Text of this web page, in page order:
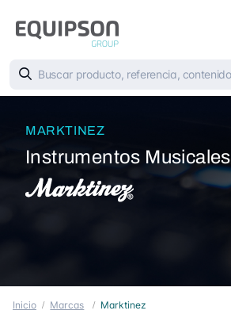
MARKTINEZ
Instrumentos Musicales
Inicio Marcas Marktinez